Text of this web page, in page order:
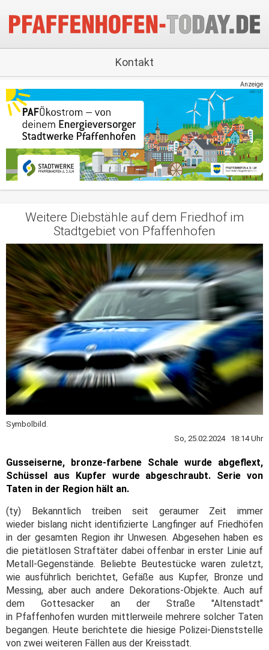
Kontakt
Anzeige
Weitere Diebstähle auf dem Friedhof im
Stadtgebiet von Pfaffenhofen
Symbolbild.
So, 25.02.2024 18:14 Uhr
Gusseiserne, bronze-farbene Schale wurde abgeflext,
Schüssel aus Kupfer wurde abgeschraubt. Serie von
Taten in der Region hält an.
(ty) Bekanntlich treiben seit geraumer Zeit immer
wieder bislang nicht identifizierte Langfinger auf Friedhöfen
in der gesamten Region ihr Unwesen. Abgesehen haben es
die pietätlosen Straftäter dabei offenbar in erster Linie auf
Metall-Gegenstände. Beliebte Beutestücke waren zuletzt,
wie ausführlich berichtet, Gefäße aus Kupfer, Bronze und
Messing, aber auch andere Dekorations-Objekte. Auch auf
dem Gottesacker an der Straße "Altenstadt"
in Pfaffenhofen wurden mittlerweile mehrere solcher Taten
begangen. Heute berichtete die hiesige Polizei-Dienststelle
von zwei weiteren Fällen aus der Kreisstadt.